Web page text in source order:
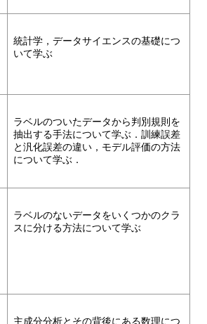
統計学，データサイエンスの基礎につ
いて学ぶ
ラベルのついたデータから判別規則を
抽出する手法について学ぶ．訓練誤差
と汎化誤差の違い，モデル評価の方法
について学ぶ．
ラベルのないデータをいくつかのクラ
スに分ける方法について学ぶ
主成分分析とその背後にある数理につ